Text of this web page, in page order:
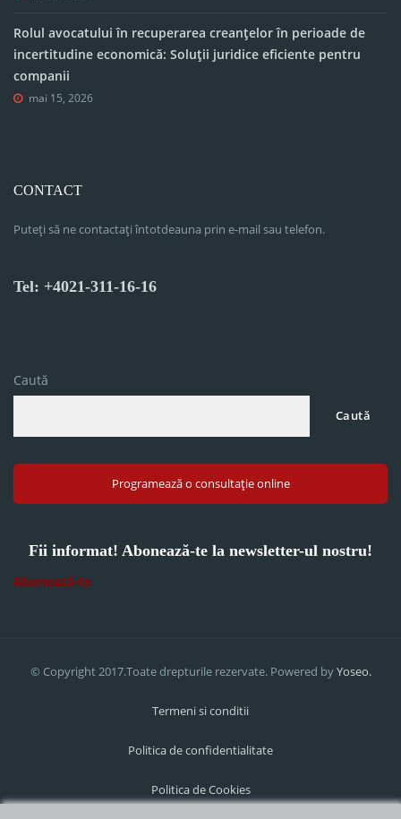
Rolul avocatului în recuperarea creanțelor în perioade de
incertitudine economică: Soluții juridice eficiente pentru
companii
mai 15, 2026
CONTACT
Puteți să ne contactați întotdeauna prin e-mail sau telefon.
Tel: +4021-311-16-16
Caută
Caută
Programează o consultație online
Fii informat! Abonează-te la newsletter-ul nostru!
Abonează-te
© Copyright 2017.Toate drepturile rezervate. Powered byYoseo.
Termeni si conditii
Politica de confidentialitate
Politica de Cookies